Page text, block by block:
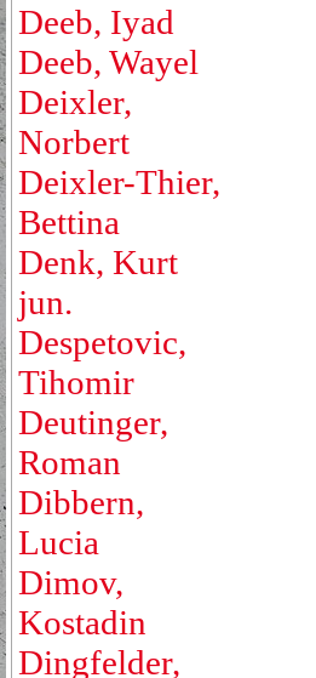
Deeb, Iyad
Deeb, Wayel
Deixler,
Norbert
Deixler-Thier,
Bettina
Denk, Kurt
jun.
Despetovic,
Tihomir
Deutinger,
Roman
Dibbern,
Lucia
Dimov,
Kostadin
Dingfelder,